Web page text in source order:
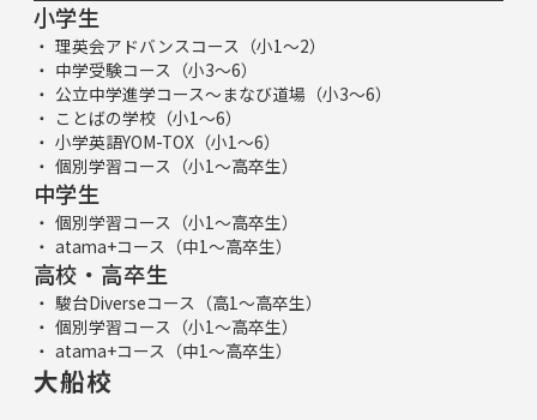
小学生
理英会アドバンスコース（小1～2）
中学受験コース（小3～6）
公立中学進学コース～まなび道場（小3～6）
ことばの学校（小1～6）
小学英語YOM-TOX（小1～6）
個別学習コース（小1～高卒生）
中学生
個別学習コース（小1～高卒生）
atama+コース（中1～高卒生）
高校・高卒生
駿台Diverseコース（高1～高卒生）
個別学習コース（小1～高卒生）
atama+コース（中1～高卒生）
大船校